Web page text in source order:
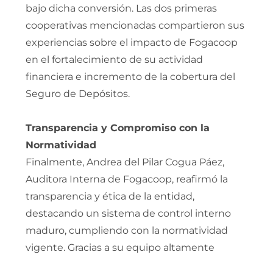
bajo dicha conversión. Las dos primeras
cooperativas mencionadas compartieron sus
experiencias sobre el impacto de Fogacoop
en el fortalecimiento de su actividad
financiera e incremento de la cobertura del
Seguro de Depósitos.
Transparencia y Compromiso con la
Normatividad
Finalmente, Andrea del Pilar Cogua Páez,
Auditora Interna de Fogacoop, reafirmó la
transparencia y ética de la entidad,
destacando un sistema de control interno
maduro, cumpliendo con la normatividad
vigente. Gracias a su equipo altamente